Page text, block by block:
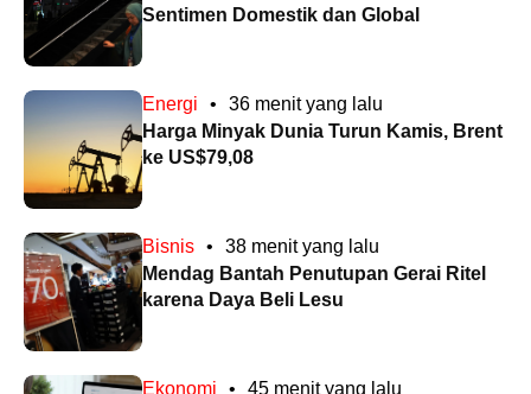
Sentimen Domestik dan Global
Energi •
36 menit yang lalu
Harga Minyak Dunia Turun Kamis, Brent
ke US$79,08
Bisnis •
38 menit yang lalu
Mendag Bantah Penutupan Gerai Ritel
karena Daya Beli Lesu
Ekonomi • 45 menit yang lalu